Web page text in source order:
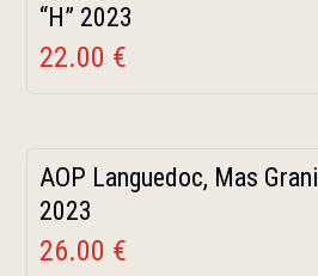
“H” 2023
22.00 €
AOP Languedoc, Mas
2023
26.00 €